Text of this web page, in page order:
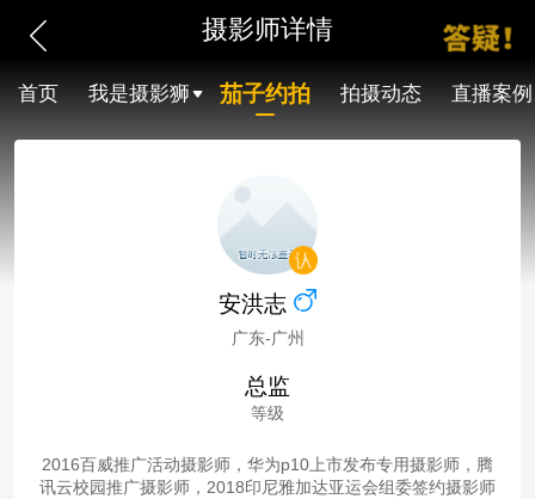
摄影师详情
首页 我是摄影狮 茄子约拍 拍摄动态 直播案例
安洪志
广东-广州
总监
等级
2016百威推广活动摄影师，华为p10上市发布专用摄影师，腾
讯云校园推广摄影师，2018印尼雅加达亚运会组委签约摄影师